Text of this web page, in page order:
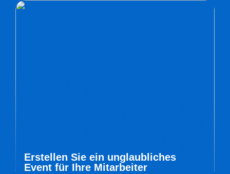
Erstellen Sie ein unglaubliches
Event für Ihre Mitarbeiter